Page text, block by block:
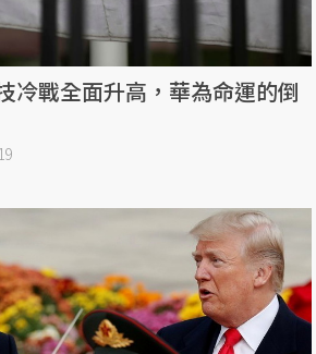
冷戰全面升高，華為命運的倒